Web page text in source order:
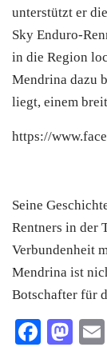
unterstützt er
Sky Enduro-
in die Region
Mendrina dazu
liegt, einem
https://
Seine
Rentners in der
Verbundenheit
Mendrina ist
Botschafter für